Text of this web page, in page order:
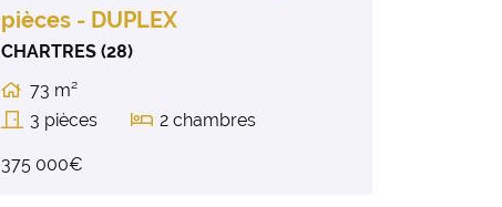
pièces - DUPLEX
CHARTRES (28)
 73 m²
 3 pièces  2 chambres
375 000€